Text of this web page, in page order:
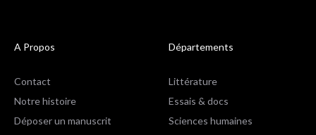
A Propos
Contact
Notre histoire
Déposer un manuscrit
Départements
Littérature
Essais & docs
Sciences humaines